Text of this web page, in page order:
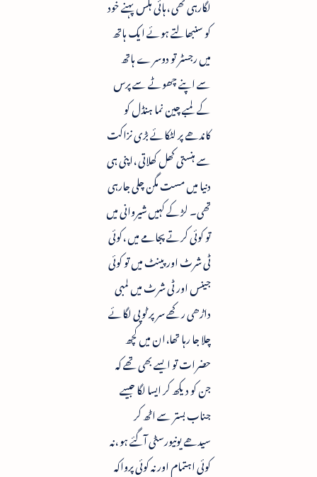
کو سنبھالتے ہوئے ایک ہاتھ
میں رجسٹر تو دوسرے ہاتھ
سے اپنے چھوٹے سے پرس
کے لمبے چین نما ہنڈل کو
کاندھے پر لٹکائے بڑی نزاکت
سے ہنستی کھل کھلاتی ،اپنی ہی
دنیا میں مست مگن چلی جارہی
تھی۔ لڑکے کہیں شیروانی میں
تو کوئی کرتے پجامے میں ،کوئی
ٹی شرٹ اور پینٹ میں تو کوئی
جینس اور ٹی شرٹ میں لمبی
داڑھی رکھے سر پر ٹوپی لگائے
چلا جا رہا تھا،ان میں کچھ
حضرات تو ایسے بھی تھے کہ
جن کو دیکھ کر ایسا لگا جیسے
جناب بستر سے اٹھ کر
سیدھے یونیورسٹی آگئے ہو ،نہ
کوئی اہتمام اور نہ کوئی پرواکہ